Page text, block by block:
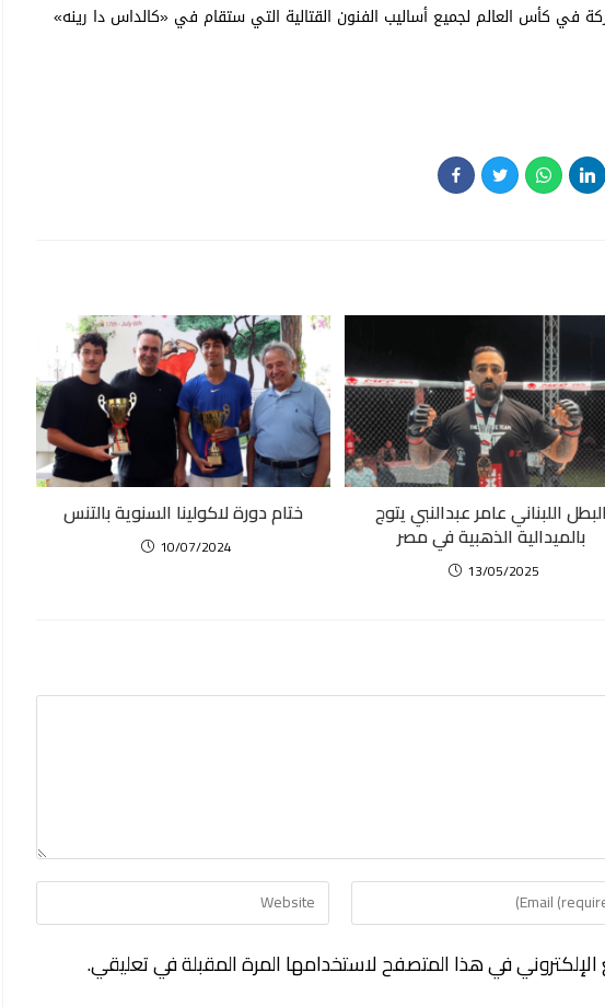
في كأس العالم لجميع أساليب الفنون القتالية التي ستقام في «كالداس دا رينه»
ختام دورة لاكولينا السنوية بالتنس
10/07/2024
البطل اللبناني عامر عبدالنبي يتوج
بالميدالية الذهبية في مصر
13/05/2025
في هذا المتصفح لاستخدامها المرة المقبلة في تعليقي.